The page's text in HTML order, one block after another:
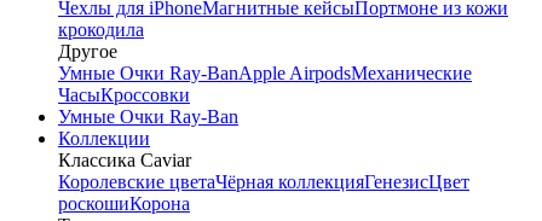
Чехлы для iPhoneМагнитные кейсыПортмоне из кожи
крокодила
Другое
Умные Очки Ray-BanApple AirpodsМеханические
ЧасыКроссовки
Умные Очки Ray-Ban
Коллекции
Классика Caviar
Королевские цветаЧёрная коллекцияГенезисЦвет
роскошиКорона